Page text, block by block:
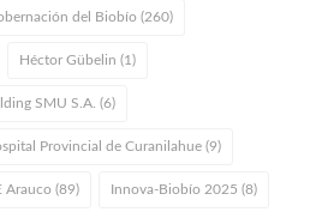
del Biobío (260)
Héctor Gübelin (1)
SMU S.A. (6)
Provincial de Curanilahue (9)
Arauco (89) Innova-Biobío 2025 (8)